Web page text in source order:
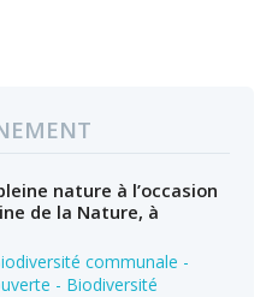
nature à l’occasion
de la Nature, à
communale -
- Biodiversité